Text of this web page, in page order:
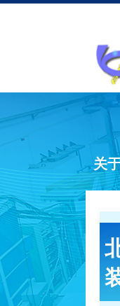
关